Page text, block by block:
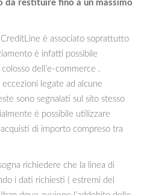
da restituire fino a un massimo
è associato soprattutto
è infatti possibile
dell’e-commerce .
legate ad alcune
sono segnalati sul sito stesso
è possibile utilizzare
di importo compreso tra
richiedere che la linea di
i dati richiesti ( estremi del